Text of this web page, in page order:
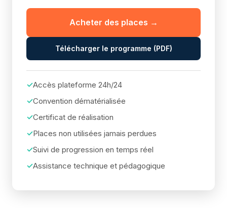
Acheter des places →
Télécharger le programme (PDF)
Accès plateforme 24h/24
Convention dématérialisée
Certificat de réalisation
Places non utilisées jamais perdues
Suivi de progression en temps réel
Assistance technique et pédagogique